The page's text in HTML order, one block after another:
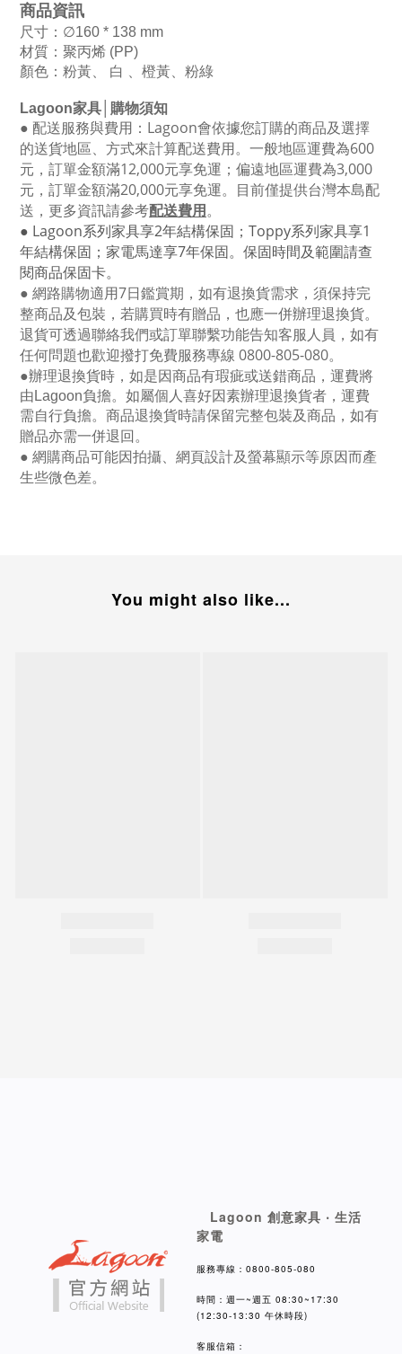
商品資訊
尺寸：∅160 * 138 mm
材質：聚丙烯 (PP)
顏色：粉黃、 白 、橙黃、粉綠
Lagoon家具│購物須知
● 配送服務與費用： Lagoon會依據您訂購的商品及選擇
的送貨地區、方式來計算配送費用。一般地區運費為600
元，訂單金額滿12,000元享免運；偏遠地區運費為3,000
元，訂單金額滿20,000元享免運。目前僅提供台灣本島配
送，更多資訊請參考配送費用。
● Lagoon系列家具享2年結構保固； Toppy系列家具享1
年結構保固；家電馬達享7年保固。保固時間及範圍請查
閱商品保固卡。
● 網路購物適用7日鑑賞期，如有退換貨需求，須保持完
整商品及包裝，若購買時有贈品，也應一併辦理退換貨。
退貨可透過聯絡我們或訂單聯繫功能告知客服人員，如有
任何問題也歡迎撥打免費服務專線 0800-805-080。
●辦理退換貨時，如是因商品有瑕疵或送錯商品，運費將
由Lagoon負擔。如屬個人喜好因素辦理退換貨者，運費
需自行負擔。商品退換貨時請保留完整包裝及商品，如有
贈品亦需一併退回。
● 網購商品可能因拍攝、網頁設計及螢幕顯示等原因而產
生些微色差。
You might also like...
Lagoon 創意家具 ‧ 生活
家電
服務專線：0800-805-080
時間：週一~週五 08:30~17:30
(12:30-13:30 午休時段)
客服信箱：